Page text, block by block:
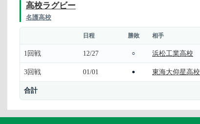
高校ラグビー
名護高校
日程 勝敗 相手
1回戦 12/27 ○ 浜松工業高校
3回戦 01/01 ● 東海大仰星高校
合計